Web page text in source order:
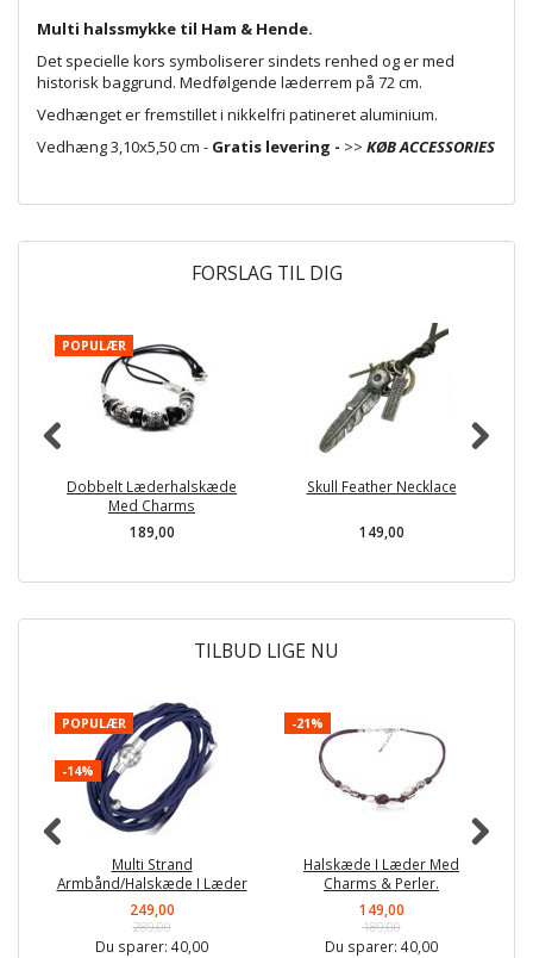
Multi halssmykke til Ham & Hende.
Det specielle kors symboliserer sindets renhed og er med
historisk baggrund. Medfølgende læderrem på 72 cm.
Vedhænget er fremstillet i nikkelfri patineret aluminium.
Vedhæng3,10x5,50 cm - Gratis levering - >> KØB ACCESSORIES
FORSLAG TIL DIG
POPULÆR
Dobbelt Læderhalskæde
Med Charms
189,00
Skull Feather Necklace
149,00
TILBUD LIGE NU
POPULÆR
-14%
Multi Strand
Armbånd/Halskæde I Læder
249,00
289,00
Du sparer: 40,00
-21%
Halskæde I Læder Med
Charms & Perler.
149,00
189,00
Du sparer: 40,00